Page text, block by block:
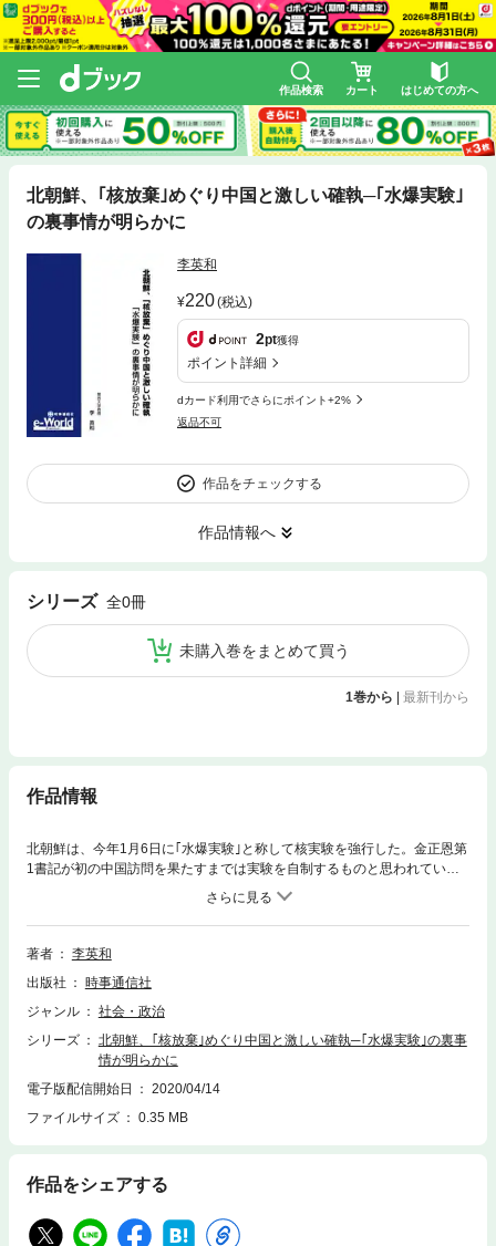
作品検索 カート はじめての方へ
北朝鮮、｢核放棄｣めぐり中国と激しい確執─｢水爆実験｣
の裏事情が明らかに
李英和
220(税込)
2pt獲得
ポイント詳細
dカード利用でさらにポイント+2%
返品不可
作品をチェックする
作品情報へ
シリーズ 全0冊
未購入巻をまとめて買う
1巻から | 最新刊から
作品情報
北朝鮮は、今年1月6日に｢水爆実験｣と称して核実験を強行した。金正恩第
1書記が初の中国訪問を果たすまでは実験を自制するものと思われていた
が、そうした予想を裏切る実験強行。第1書記の真意は何なのか。今回の
実験の矛先は米国ではなく、中国に向けられたという点が、過去3回の実
験とは決定的に異なる。筆者の独自情報を織り込みながら、その背景を分
析する。問題を解き明かすカギは、通算4度目となる核実験が｢なぜ今なの
著者
李英和
出版社
時事通信社
ジャンル
社会・政治
シリーズ
北朝鮮、｢核放棄｣めぐり中国と激しい確執─｢水爆実験｣の裏事
情が明らかに
電子版配信開始日
2020/04/14
ファイルサイズ
0.35 MB
作品をシェアする